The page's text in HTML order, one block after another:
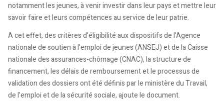
notamment les jeunes, à venir investir dans leur pays et mettre leur
savoir faire et leurs compétences au service de leur patrie.
A cet effet, des critères d'éligibilité aux dispositifs de l'Agence
nationale de soutien à l'emploi de jeunes (ANSEJ) et de la Caisse
nationale des assurances-chômage (CNAC), la structure de
financement, les délais de remboursement et le processus de
validation des dossiers ont été définis par le ministère du Travail,
de l'emploi et de la sécurité sociale, ajoute le document.